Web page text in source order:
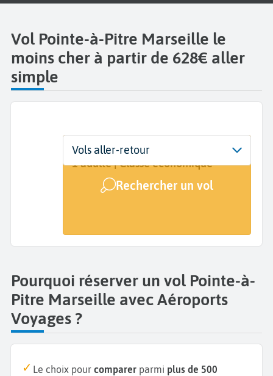
Vol Pointe-à-Pitre Marseille le
moins cher à partir de 628€ aller
simple
Départ
Pointe-à-Pitre (PTP)
Dates
Dates de votre voyage
Voyageurs | Classe
1 adulte | Classe économique
Rechercher un vol
Vols aller-retour
Pourquoi réserver un vol Pointe-à-
Pitre Marseille avec Aéroports
Voyages ?
Le choix pour comparer parmi plus de 500